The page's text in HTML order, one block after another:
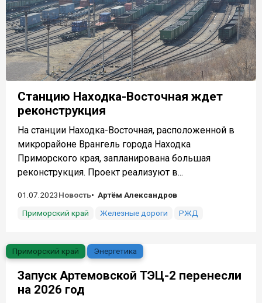
Станцию Находка-Восточная ждет
реконструкция
На станции Находка-Восточная, расположенной в
микрорайоне Врангель города Находка
Приморского края, запланирована большая
реконструкция. Проект реализуют в...
01.07.2023Новость
Артём Александров
Приморский край
Железные дороги РЖД
Приморский край Энергетика
Запуск Артемовской ТЭЦ-2 перенесли
на 2026 год